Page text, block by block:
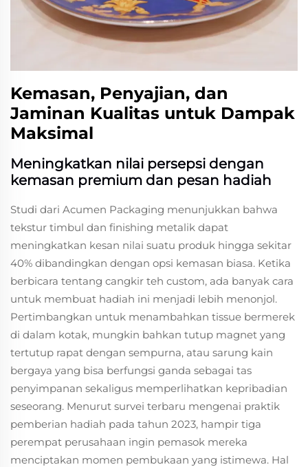
Kemasan, Penyajian, dan
Jaminan Kualitas untuk Dampak
Maksimal
Meningkatkan nilai persepsi dengan
kemasan premium dan pesan hadiah
Studi dari Acumen Packaging menunjukkan bahwa
tekstur timbul dan finishing metalik dapat
meningkatkan kesan nilai suatu produk hingga sekitar
40% dibandingkan dengan opsi kemasan biasa. Ketika
berbicara tentang cangkir teh custom, ada banyak cara
untuk membuat hadiah ini menjadi lebih menonjol.
Pertimbangkan untuk menambahkan tissue bermerek
di dalam kotak, mungkin bahkan tutup magnet yang
tertutup rapat dengan sempurna, atau sarung kain
bergaya yang bisa berfungsi ganda sebagai tas
penyimpanan sekaligus memperlihatkan kepribadian
seseorang. Menurut survei terbaru mengenai praktik
pemberian hadiah pada tahun 2023, hampir tiga
perempat perusahaan ingin pemasok mereka
menciptakan momen pembukaan yang istimewa. Hal